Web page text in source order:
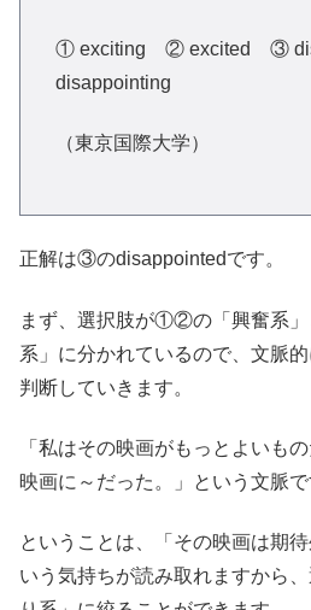
① exciting ② excited ③
disappointing
（東京国際大学）
正解は③のdisappointedです。
まず、選択肢が①②の「興奮系
系」に分かれているので、文脈
判断していきます。
「私はその映画がもっとよいも
映画に～だった。」という文脈で
ということは、「その映画は期
いう気持ちが読み取れますから